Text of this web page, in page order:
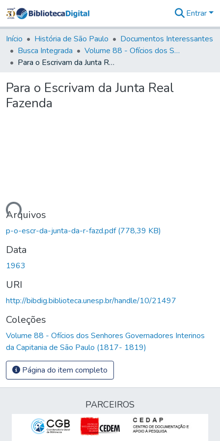
&
Coleções
Tudo na
Biblioteca
Estatísticas
Entrar
Início História de São Paulo
Documentos Interessantes
Busca Integrada
Volume 88 - Ofícios dos Senhores Governadores Interinos da Capitania de São Paulo (1817- 1819)
Para o Escrivam da Junta Real Fazenda
Para o Escrivam da Junta Real
Fazenda
Arquivos
p-o-escr-da-junta-da-r-fazd.pdf(778,39 KB)
Data
1963
URI
http://bibdig.biblioteca.unesp.br/handle/10/21497
Coleções
Volume 88 - Ofícios dos Senhores Governadores Interinos
da Capitania de São Paulo (1817- 1819)
Página do item completo
PARCEIROS